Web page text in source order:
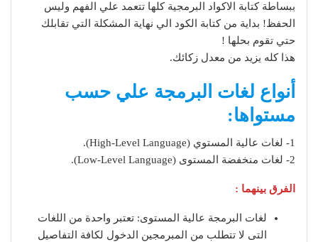
ببساطة كتابة الاكواد البرمجية كلها تتعمد علي الفهم وليس
الحفظ! بداية من كتابة الكود الي نهاية المشكلة التي تقابلك
حتي تقوم بحلها !
هذا كله يزيد من معدل زكائك.
أنواع لغات البرمجة علي حسب
مستواها:
1- لغات عالية المستوي (High-Level Language).
2- لغات منخفضة المستوى (Low-Level Language).
الفرق بينهما :
لغات البرمجة عالية المستوى: تعتبر واحدة من اللغات
التى لا تتطلب من المبرمجين الدخول لكافة التفاصيل